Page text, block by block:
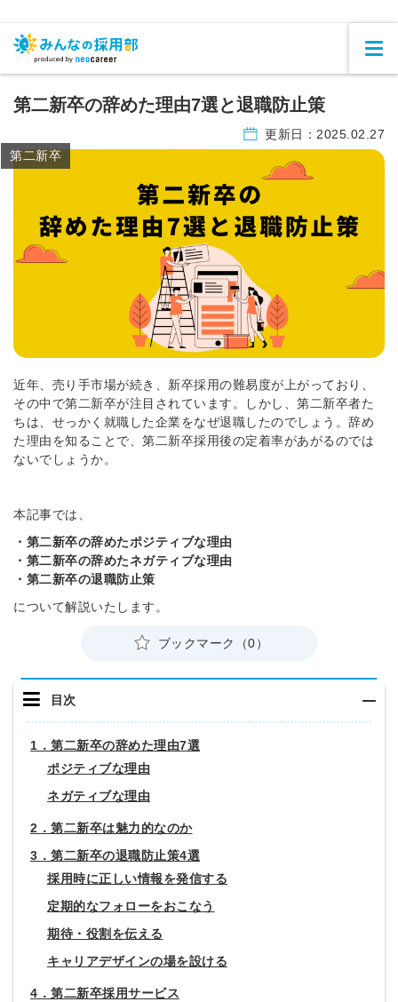
第二新卒の辞めた理由7選と退職防止策
更新日： 2025.02.27
第二新卒
近年、売り手市場が続き、新卒採用の難易度が上がっており、
その中で第二新卒が注目されています。しかし、第二新卒者た
ちは、せっかく就職した企業をなぜ退職したのでしょう。辞め
た理由を知ることで、第二新卒採用後の定着率があがるのでは
ないでしょうか。
本記事では、
・第二新卒の辞めたポジティブな理由
・第二新卒の辞めたネガティブな理由
・第二新卒の退職防止策
について解説いたします。
ブックマーク（0）
目次
1．第二新卒の辞めた理由7選
ポジティブな理由
ネガティブな理由
2．第二新卒は魅力的なのか
3．第二新卒の退職防止策4選
採用時に正しい情報を発信する
定期的なフォローをおこなう
期待・役割を伝える
キャリアデザインの場を設ける
4．第二新卒採用サービス